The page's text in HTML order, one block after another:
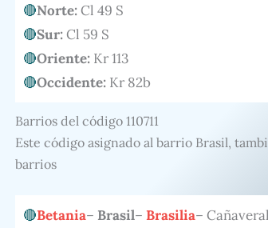
Norte:Cl 49 S
Sur:Cl 59 S
Oriente: Kr 113
Occidente: Kr 82b
Barrios del código 110711
Este código asignado al barrio Brasil,
barrios
Betania– Brasil– Brasilia–